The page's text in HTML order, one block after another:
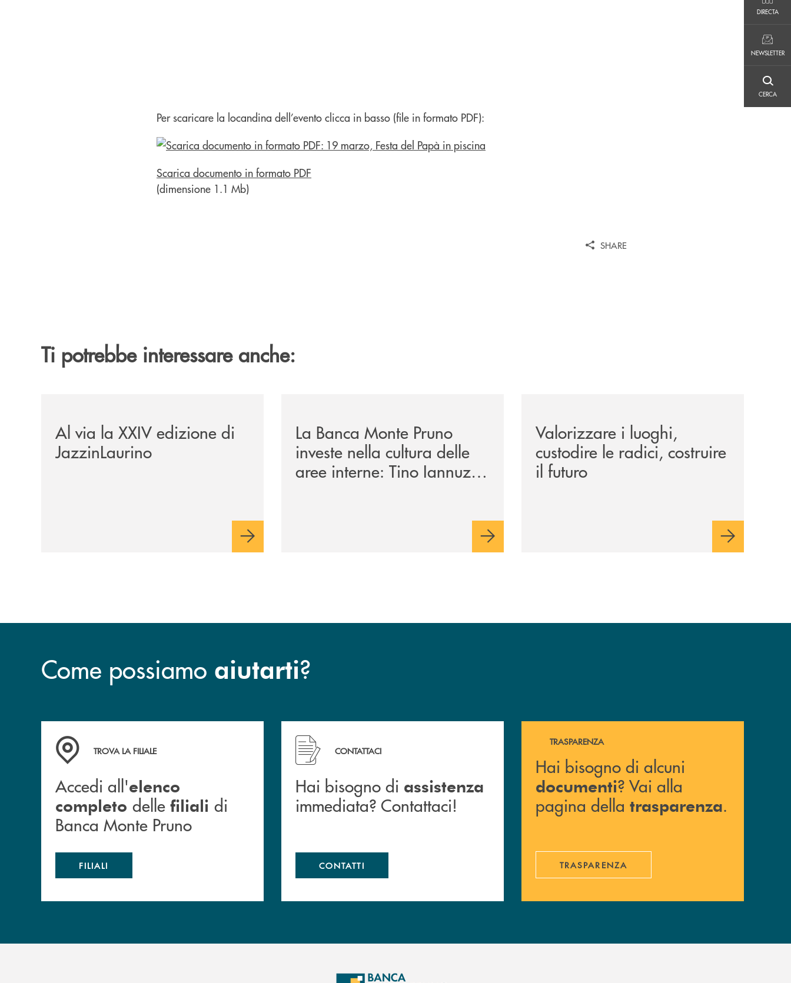
DIRECTA
NEWSLETTER
CERCA
Per scaricare la locandina dell’evento clicca in basso (file in formato PDF):
Scarica documento in formato PDF
(dimensione 1.1 Mb)
SHARE
Ti potrebbe interessare anche:
Al via la XXIV edizione di
JazzinLaurino
La Banca Monte Pruno
investe nella cultura delle
aree interne: Tino Iannuzzi
Valorizzare i luoghi,
custodire le radici, costruire
il futuro
Come possiamo aiutarti?
Accedi all' elenco completo&nbsp; delle&nbsp; filiali&nbsp; di Banca Monte Pruno
TROVA LA FILIALE
Accedi all'elenco
completo delle filiali di
Banca Monte Pruno
FILIALI
Hai bisogno di assistenza immediata? Contattaci!
CONTATTACI
Hai bisogno di assistenza
immediata? Contattaci!
CONTATTI
Hai bisogno di alcuni documenti ? Vai alla pagina della
TRASPARENZA
Hai bisogno di alcuni
documenti? Vai alla
pagina della trasparenza.
TRASPARENZA